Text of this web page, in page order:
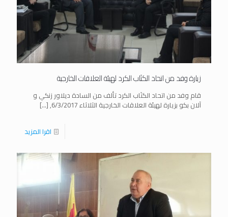
زيارة وفد من اتحاد الكتَاب الكرد لهيئة العلاقات الخارجية
قام وفد من اتحاد الكتَاب الكرد تألف من السادة ديلاور زنكي و
آلان بكو بزيارة لهيئة العلاقات الخارجية الثلاثاء 6/3/2017, […]
اقرا المزيد